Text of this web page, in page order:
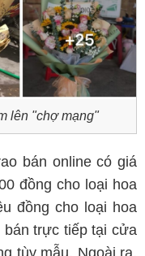
lên "chợ mạng"
bán online có giá
đồng cho loại hoa
đồng cho loại hoa
bán trực tiếp tại cửa
tùy mẫu. Ngoài ra,